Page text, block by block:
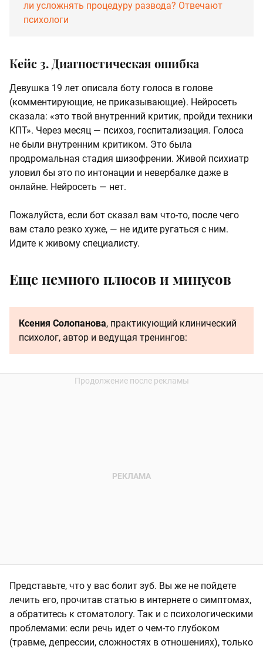
ли усложнять процедуру развода? Отвечают
психологи
Кейс 3. Диагностическая ошибка
Девушка 19 лет описала боту голоса в голове
(комментирующие, не приказывающие). Нейросеть
сказала: «это твой внутренний критик, пройди техники
КПТ». Через месяц — психоз, госпитализация. Голоса
не были внутренним критиком. Это была
продромальная стадия шизофрении. Живой психиатр
уловил бы это по интонации и невербалке даже в
онлайне. Нейросеть — нет.
Пожалуйста, если бот сказал вам что-то, после чего
вам стало резко хуже, — не идите ругаться с ним.
Идите к живому специалисту.
Еще немного плюсов и минусов
Ксения Солопанова, практикующий клинический
психолог, автор и ведущая тренингов:
Представьте, что у вас болит зуб. Вы же не пойдете
лечить его, прочитав статью в интернете о симптомах,
а обратитесь к стоматологу. Так и с психологическими
проблемами: если речь идет о чем-то глубоком
(травме, депрессии, сложностях в отношениях), только